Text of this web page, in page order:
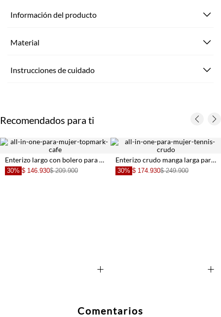
Información del producto
Material
Instrucciones de cuidado
Recomendados para ti
+
Enterizo largo con bolero para mujer
30% $ 146.930$ 209.900
+
Enterizo crudo manga larga para mujer
30% $ 174.930$ 249.900
Comentarios